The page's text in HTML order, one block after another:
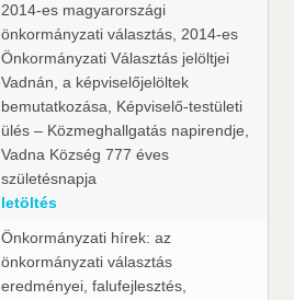
2014-es magyarországi
önkormányzati választás, 2014-es
Önkormányzati Választás jelöltjei
Vadnán, a képviselőjelöltek
bemutatkozása, Képviselő-testületi
ülés – Közmeghallgatás napirendje,
Vadna Község 777 éves
születésnapja
letöltés
Önkormányzati hírek: az
önkormányzati választás
eredményei, falufejlesztés,